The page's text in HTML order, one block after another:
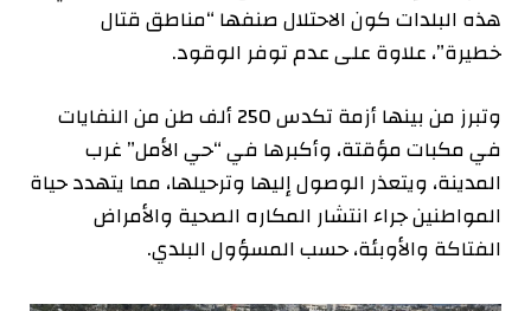
هذه البلدات كون الاحتلال صنفها “مناطق قتال
خطيرة”، علاوة على عدم توفر الوقود.
وتبرز من بينها أزمة تكدس 250 ألف طن من النفايات
في مكبات مؤقتة، وأكبرها في “حي الأمل” غرب
المدينة، ويتعذر الوصول إليها وترحيلها، مما يتهدد حياة
المواطنين جراء انتشار المكاره الصحية والأمراض
الفتاكة والأوبئة، حسب المسؤول البلدي.